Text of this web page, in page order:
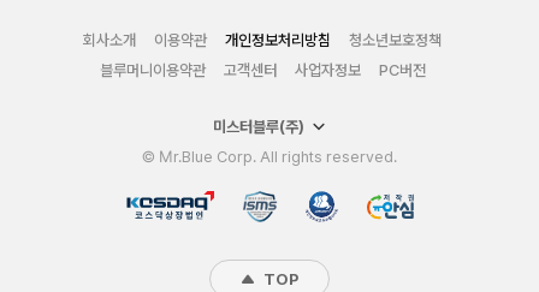
회사소개 이용약관 개인정보처리방침
청소년보호정책
블루머니이용약관
고객센터 사업자정보 PC버전
미스터블루(주)
© Mr.Blue Corp. All rights reserved.
TOP